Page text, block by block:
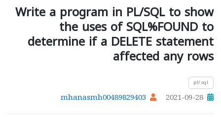
Write a program in PL/SQL to show
the uses of SQL%FOUND to
determine if a DELETE statement
affected any rows
pl/sql
2021-09-28
mhanasmh00489829403